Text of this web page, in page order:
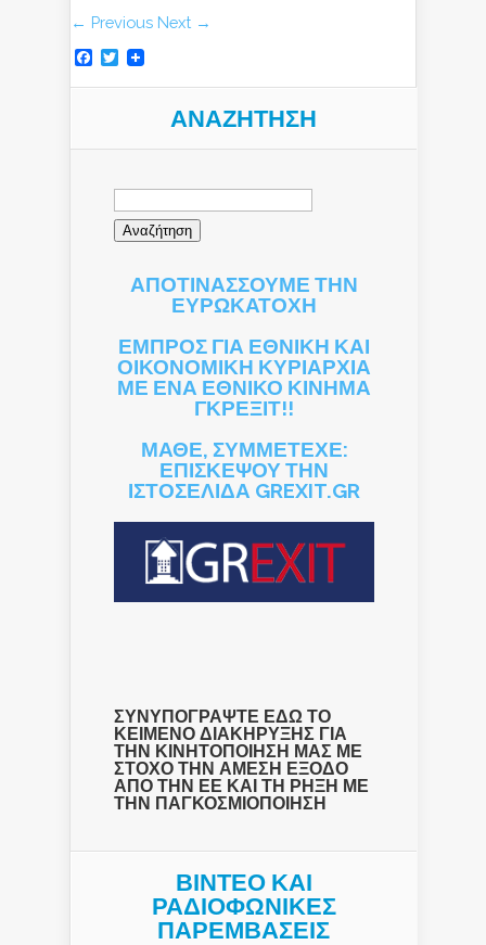
← Previous Next →
Facebook
Twitter
ΑΝΑΖΉΤΗΣΗ
Αναζήτηση
ΑΠΟΤΙΝΑΣΣΟΥΜΕ ΤΗΝ
ΕΥΡΩΚΑΤΟΧΗ
ΕΜΠΡΟΣ ΓΙΑ ΕΘΝΙΚΗ ΚΑΙ
ΟΙΚΟΝΟΜΙΚΗ ΚΥΡΙΑΡΧΙΑ
ΜΕ ΕΝΑ ΕΘΝΙΚΟ ΚΙΝΗΜΑ
ΓΚΡΕΞΙΤ!!
ΜΑΘΕ, ΣΥΜΜΕΤΕΧΕ:
ΕΠΙΣΚΕΨΟΥ ΤΗΝ
ΙΣΤΟΣΕΛΙΔΑ GREXIT.GR
ΣΥΝΥΠΟΓΡΑΨΤΕ ΕΔΩ ΤΟ
ΚΕΙΜΕΝΟ ΔΙΑΚΗΡΥΞΗΣ ΓΙΑ
ΤΗΝ ΚΙΝΗΤΟΠΟΙΗΣΗ ΜΑΣ ΜΕ
ΣΤΟΧΟ ΤΗΝ ΑΜΕΣΗ ΕΞΟΔΟ
ΑΠΟ ΤΗΝ ΕΕ ΚΑΙ ΤΗ ΡΗΞΗ ΜΕ
ΤΗΝ ΠΑΓΚΟΣΜΙΟΠΟΙΗΣΗ
ΒΙΝΤΕΟ ΚΑΙ
ΡΑΔΙΟΦΩΝΙΚΕΣ
ΠΑΡΕΜΒΑΣΕΙΣ